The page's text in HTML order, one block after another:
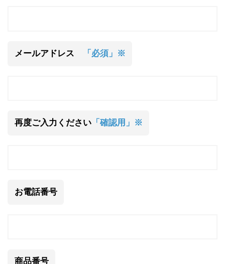
メールアドレス 「必須」※
再度ご入力ください「確認用」※
お電話番号
商品番号